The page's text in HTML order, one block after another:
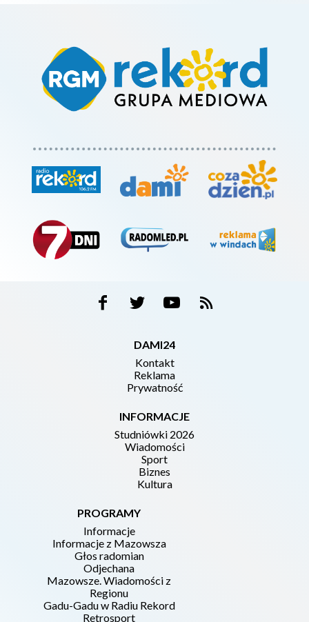
DAMI24
Kontakt
Reklama
Prywatność
INFORMACJE
Studniówki 2026
Wiadomości
Sport
Biznes
Kultura
PROGRAMY
Informacje
Informacje z Mazowsza
Głos radomian
Odjechana
Mazowsze. Wiadomości z
Regionu
Gadu-Gadu w Radiu Rekord
Retrosport